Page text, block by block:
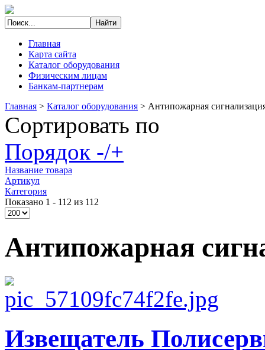
Главная
Карта сайта
Каталог оборудования
Физическим лицам
Банкам-партнерам
Главная > Каталог оборудования > Антипожарная
Сортировать по
Порядок -/+
Название товара
Артикул
Категория
Показано 1 - 112 из 112
Антипожарная
Извещатель